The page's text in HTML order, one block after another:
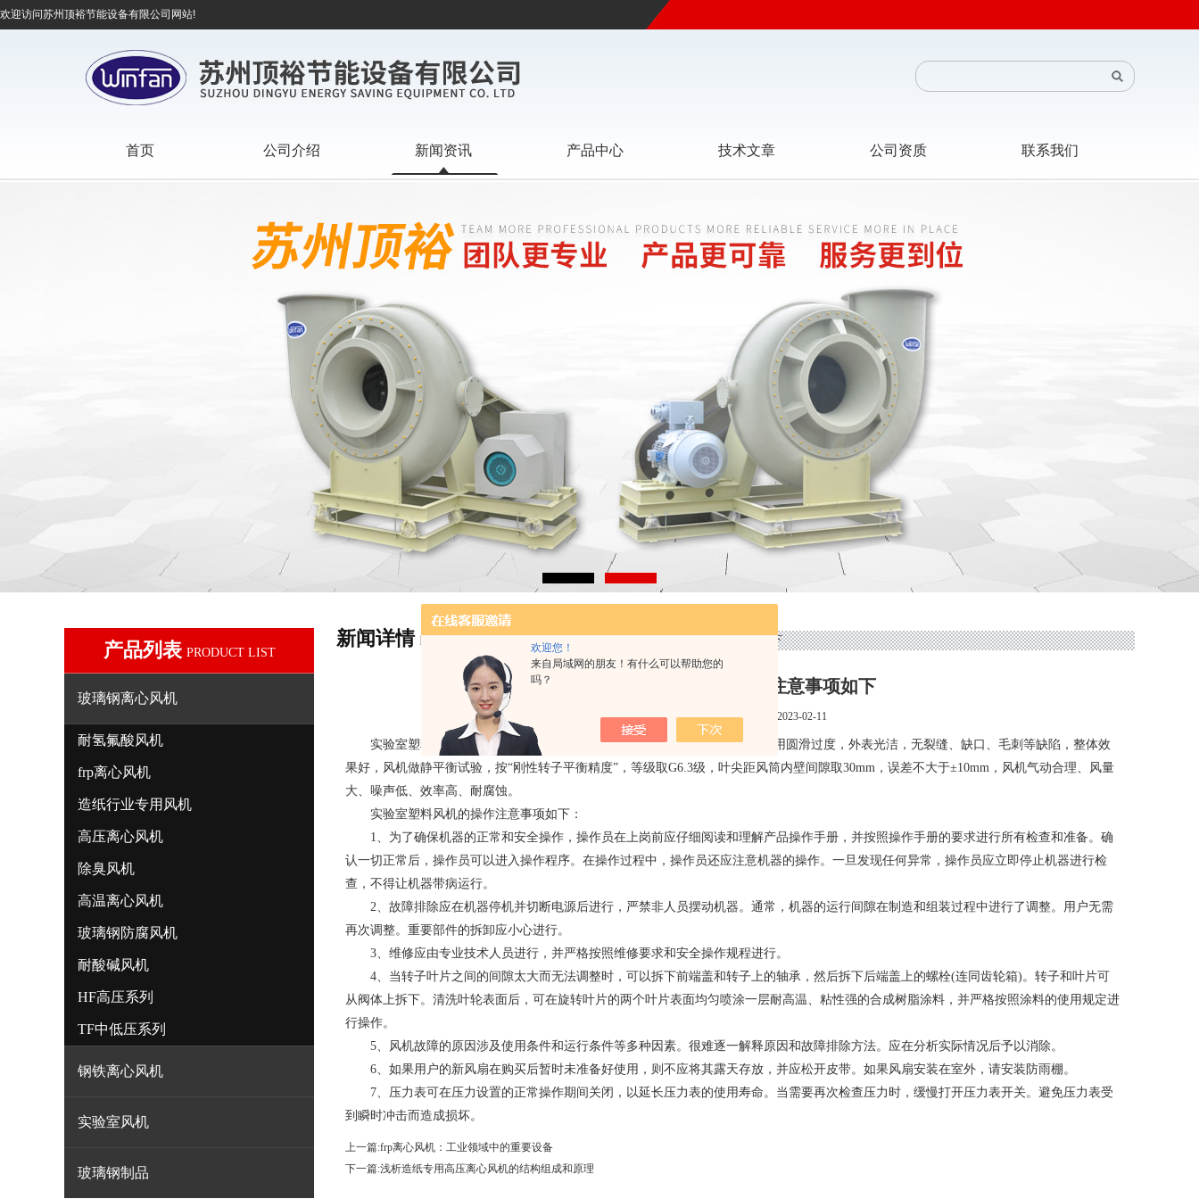
欢迎您！
来自局域网的朋友！有什么可以帮助您的
吗？
欢迎访问苏州顶裕节能设备有限公司网站!
首页 公司介绍 新闻资讯 产品中心 技术文章 公司资质 联系我们
产品列表 PRODUCT LIST
玻璃钢离心风机
耐氢氟酸风机
frp离心风机
造纸行业专用风机
高压离心风机
除臭风机
高温离心风机
玻璃钢防腐风机
耐酸碱风机
HF高压系列
TF中低压系列
钢铁离心风机
实验室风机
玻璃钢制品
新闻详情 NEWS ARTICLE 首页>新闻资讯 > 实验室塑料风机的操作注意事项如下
实验室塑料风机的操作注意事项如下
点击次数：923 更新时间：2023-02-11
实验室塑料风机
采用模压玻璃钢叶轮，弯曲强度不小于196Mpa，各截面采用圆滑过度，外表光洁，无裂缝、缺口、毛刺等缺陷，整体效
果好，风机做静平衡试验，按“刚性转子平衡精度”，等级取G6.3级，叶尖距风筒内壁间隙取30mm，误差不大于±10mm，风机气动合理、风量
大、噪声低、效率高、耐腐蚀。
实验室塑料风机的操作注意事项如下：
1、为了确保机器的正常和安全操作，操作员在上岗前应仔细阅读和理解产品操作手册，并按照操作手册的要求进行所有检查和准备。确
认一切正常后，操作员可以进入操作程序。在操作过程中，操作员还应注意机器的操作。一旦发现任何异常，操作员应立即停止机器进行检
查，不得让机器带病运行。
2、故障排除应在机器停机并切断电源后进行，严禁非人员摆动机器。通常，机器的运行间隙在制造和组装过程中进行了调整。用户无需
再次调整。重要部件的拆卸应小心进行。
3、维修应由专业技术人员进行，并严格按照维修要求和安全操作规程进行。
4、当转子叶片之间的间隙太大而无法调整时，可以拆下前端盖和转子上的轴承，然后拆下后端盖上的螺栓(连同齿轮箱)。转子和叶片可
从阀体上拆下。清洗叶轮表面后，可在旋转叶片的两个叶片表面均匀喷涂一层耐高温、粘性强的合成树脂涂料，并严格按照涂料的使用规定进
行操作。
5、风机故障的原因涉及使用条件和运行条件等多种因素。很难逐一解释原因和故障排除方法。应在分析实际情况后予以消除。
6、如果用户的新风扇在购买后暂时未准备好使用，则不应将其露天存放，并应松开皮带。如果风扇安装在室外，请安装防雨棚。
7、压力表可在压力设置的正常操作期间关闭，以延长压力表的使用寿命。当需要再次检查压力时，缓慢打开压力表开关。避免压力表受
到瞬时冲击而造成损坏。
上一篇:frp离心风机：工业领域中的重要设备
下一篇:浅析造纸专用高压离心风机的结构组成和原理